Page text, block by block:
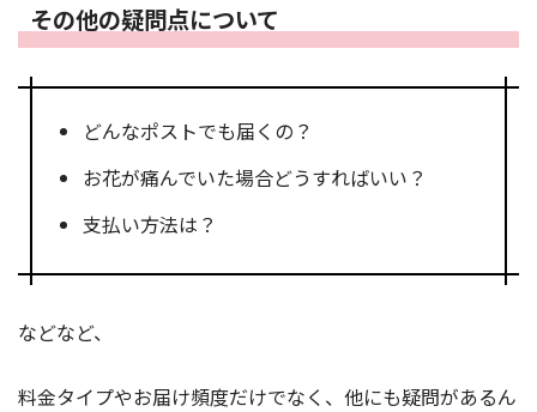
その他の疑問点について
どんなポストでも届くの？
お花が痛んでいた場合どうすればいい？
支払い方法は？
などなど、
料金タイプやお届け頻度だけでなく、他にも疑問があるん